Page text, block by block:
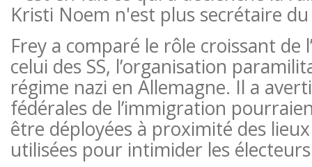
Kristi Noem n'est plus secrétaire du
Frey a comparé le rôle croissant de
celui des SS, l’organisation
régime nazi en Allemagne. Il a
fédérales de l’immigration
être déployées à proximité des
utilisées pour intimider les